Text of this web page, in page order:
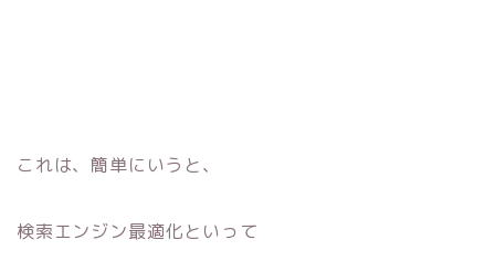
これは、簡単にいうと、
検索エンジン最適化といって